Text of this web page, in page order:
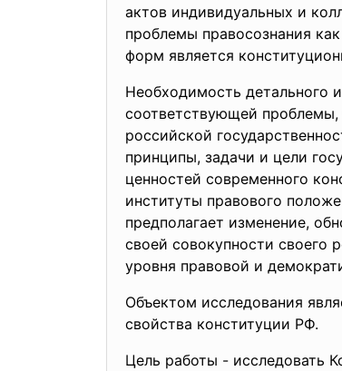
актов индивидуальных и
проблемы правосознания
форм является
Необходимость детального
соответствующей проблемы,
российской
принципы, задачи и цели
ценностей современного
институты правового
предполагает изменение,
своей совокупности своего
уровня правовой и
Объектом исследования
свойства конституции РФ.
Цель работы - исследовать